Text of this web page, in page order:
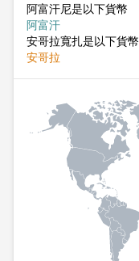
阿富汗尼是以下貨幣
阿富汗
安哥拉寬扎是以下貨幣
安哥拉